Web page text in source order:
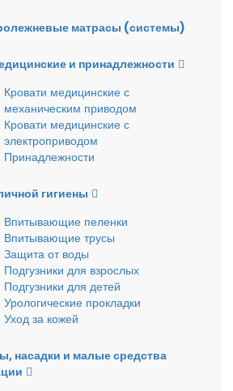
матрасы (системы)
и принадлежности
Кровати медицинские с
механическим приводом
Кровати медицинские с
электроприводом
Принадлежности
гигиены
Впитывающие пеленки
Впитывающие трусы
Защита от воды
Подгузники для взрослых
Подгузники для детей
Урологические прокладки
Уход за кожей
насадки и малые средства